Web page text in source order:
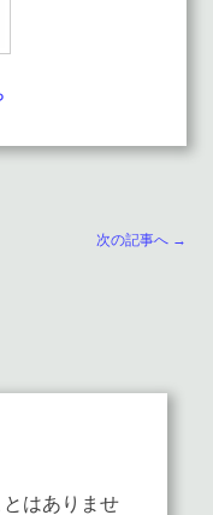
次の記事へ →
はありませ